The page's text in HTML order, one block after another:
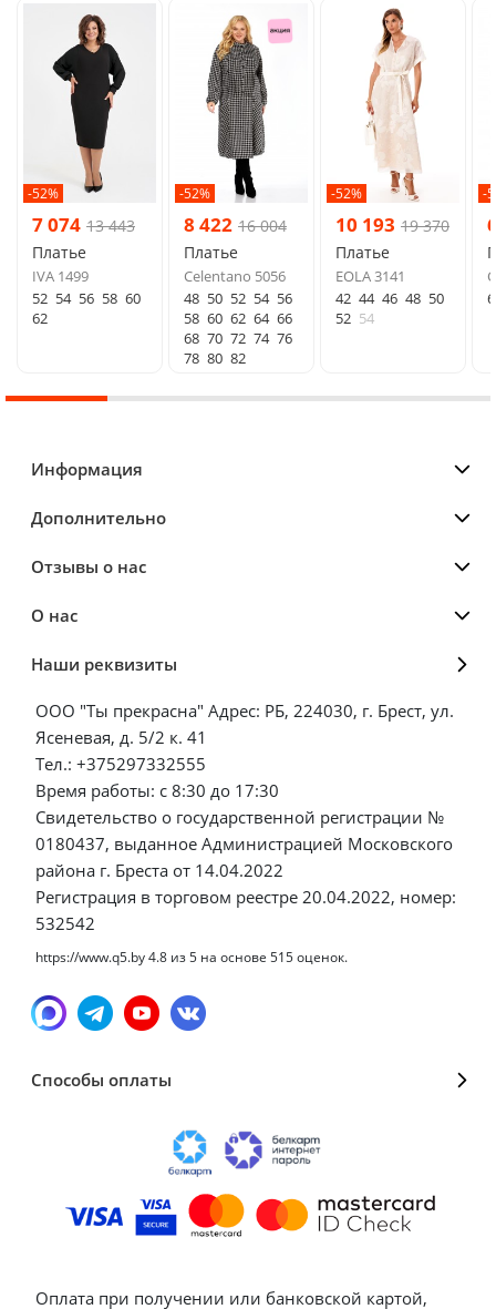
-52%
7 074 13 443
Платье
IVA 1499
52 54 56 58 60
62
-52%
8 422 16 004
Платье
Celentano 5056
48 50 52 54 56
58 60 62 64 66
68 70 72 74 76
78 80 82
-52%
10 193 19 370
Платье
EOLA 3141
42 44 46 48 50
52 54
-
Информация
Дополнительно
Отзывы о нас
О нас
Наши реквизиты
ООО "Ты прекрасна" Адрес: РБ, 224030, г. Брест, ул.
Ясеневая, д. 5/2 к. 41
Тел.: +375297332555
Время работы: с 8:30 до 17:30
Свидетельство о государственной регистрации №
0180437, выданное Администрацией Московского
района г. Бреста от 14.04.2022
Регистрация в торговом реестре 20.04.2022, номер:
532542
https://www.q5.by4.8 из5 на основе 515оценок.
Способы оплаты
Оплата при получении или банковской картой,